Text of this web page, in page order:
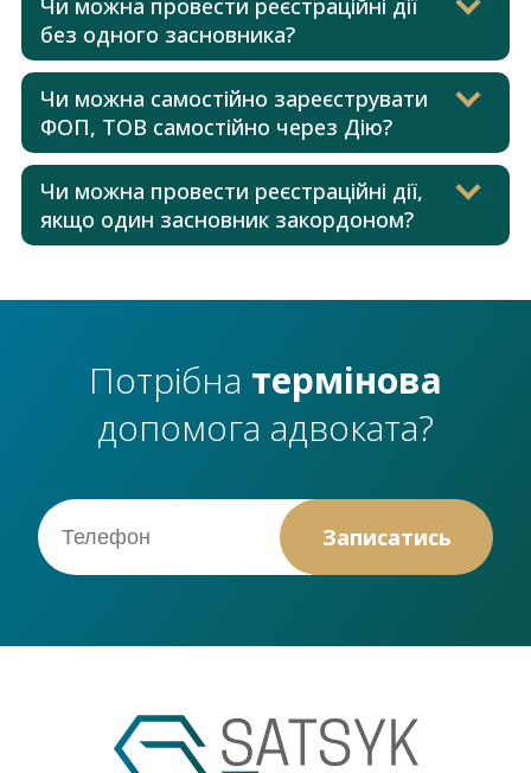
Чи можна провести реєстраційні дії
без одного засновника?
Чи можна самостійно зареєструвати
ФОП, ТОВ самостійно через Дію?
Чи можна провести реєстраційні дії,
якщо один засновник закордоном?
Потрібна термінова
допомога адвоката?